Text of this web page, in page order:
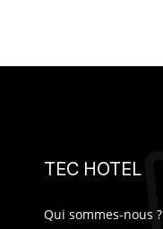
TEC HOTEL
Qui sommes-nous ?